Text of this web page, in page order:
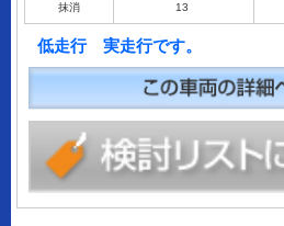
抹消 13
低走行 実走行です。